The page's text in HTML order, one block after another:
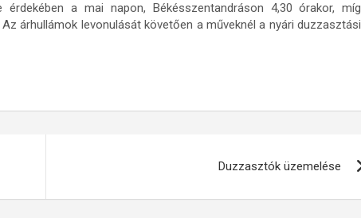
érdekében a mai napon, Békésszentandráson 4,30 órakor, míg
árhullámok levonulását követően a műveknél a nyári duzzasztási
Duzzasztók üzemelése